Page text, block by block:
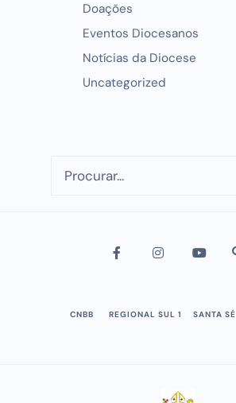
Doações
Eventos Diocesanos
Notícias da Diocese
Uncategorized
CNBB REGIONAL SUL 1 SANTA SÉ